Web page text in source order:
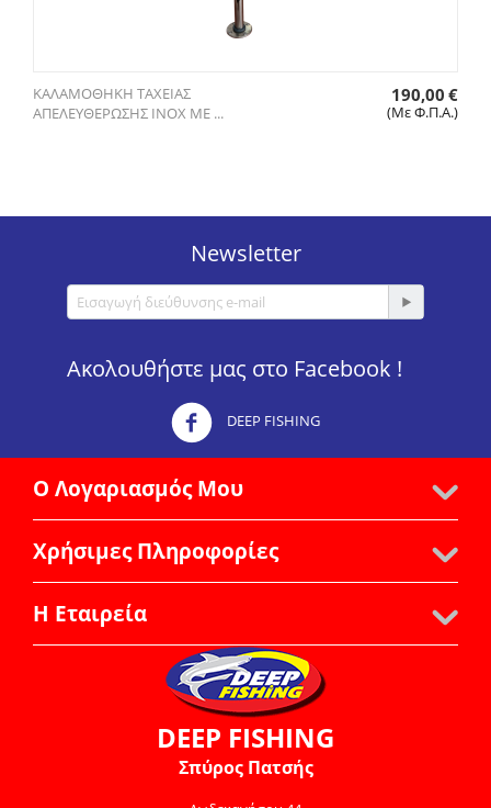
ΚΑΛΑΜΟΘΗΚΗ ΤΑΧΕΙΑΣ
ΑΠΕΛΕΥΘΕΡΩΣΗΣ INOX ΜΕ ...
190,00 €
(Με Φ.Π.Α.)
Newsletter
Ακολουθήστε μας στο Facebook !
DEEP FISHING
Ο Λογαριασμός Μου
Χρήσιμες Πληροφορίες
Η Εταιρεία
DEEP FISHING
Σπύρος Πατσής